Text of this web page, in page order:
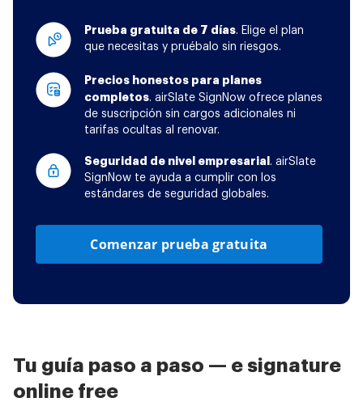
Prueba gratuita de 7 días. Elige el plan
que necesitas y pruébalo sin riesgos.
Precios honestos para planes
completos. airSlate SignNow ofrece planes
de suscripción sin cargos adicionales ni
tarifas ocultas al renovar.
Seguridad de nivel empresarial . airSlate
SignNow te ayuda a cumplir con los
estándares de seguridad globales.
Comenzar prueba gratuita
Tu guía paso a paso — e signature
online free